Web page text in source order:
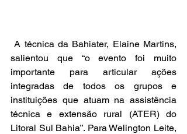
A técnica da Bahiater, Elaine Martins,
salientou que “o evento foi muito
importante para articular ações
integradas de todos os grupos e
instituições que atuam na assistência
técnica e extensão rural (ATER) do
Litoral Sul Bahia”. Para Welington Leite,